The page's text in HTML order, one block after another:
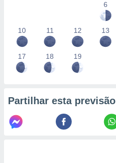
6
10 11 12 13
17 18 19
Partilhar esta previsão